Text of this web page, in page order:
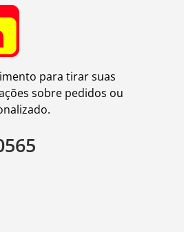
para tirar suas
sobre pedidos ou